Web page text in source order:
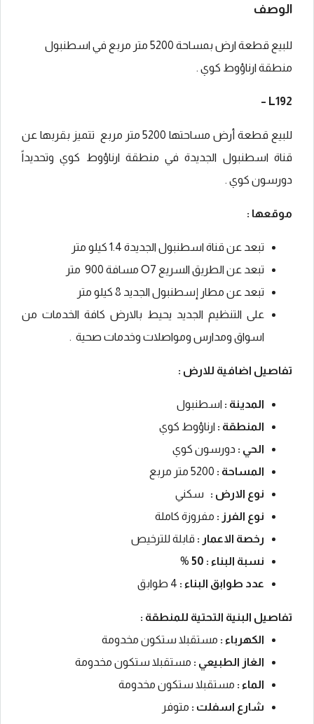
الوصف
للبيع قطعة ارض بمساحة 5200 متر مربع في اسطنبول
منطقة ارناؤوط كوي .
L192 –
للبيع قطعة أرض مساحتها 5200 متر مربع تتميز بقربها عن
قناة اسطنبول الجديدة في منطقة ارناؤوط كوي وتحديداً
دورسون كوي .
موقعها :
تبعد عن قناة اسطنبول الجديدة 1.4 كيلو متر
تبعد عن الطريق السريع O7 مسافة 900 متر
تبعد عن مطار إسطنبول الجديد 8 كيلو متر
على التنظيم الجديد يحيط بالارض كافة الخدمات من
اسواق ومدارس ومواصلات وخدمات صحية .
تفاصيل اضافية للارض :
المدينة : اسطنبول
المنطقة : ارناؤوط كوي
الحي : دورسون كوي
المساحة :
نوع الارض : سكني
نوع الفرز : مفروزة كاملة
رخصة الاعمار : قابلة للترخيص
نسبة البناء : 50
%
عدد طوابق البناء :
تفاصيل البنية التحتية للمنطقة :
الكهرباء : مستقبلا ستكون مخدومة
الغاز الطبيعي : مستقبلا ستكون مخدومة
الماء : مستقبلا ستكون مخدومة
شارع اسفلت : متوفر